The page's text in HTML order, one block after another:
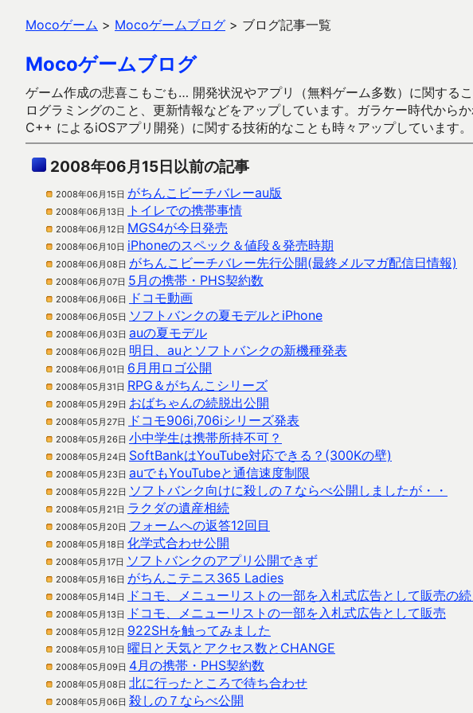
Mocoゲーム > Mocoゲームブログ > ブログ記事一覧
Mocoゲームブログ
ゲーム作成の悲喜こもごも… 開発状況やアプリ（無料ゲーム多数）に関す
ログラミングのこと、更新情報などをアップしています。ガラケー時代か
C++ によるiOSアプリ開発）に関する技術的なことも時々アップしています。
2008年06月15日以前の記事
2008年06月15日 がちんこビーチバレーau版
2008年06月13日 トイレでの携帯事情
2008年06月12日 MGS4が今日発売
2008年06月10日 iPhoneのスペック＆値段＆発売時期
2008年06月08日 がちんこビーチバレー先行公開(最終メルマガ配信日情報)
2008年06月07日 5月の携帯・PHS契約数
2008年06月06日 ドコモ動画
2008年06月05日 ソフトバンクの夏モデルとiPhone
2008年06月03日 auの夏モデル
2008年06月02日 明日、auとソフトバンクの新機種発表
2008年06月01日 6月用ロゴ公開
2008年05月31日 RPG＆がちんこシリーズ
2008年05月29日 おばちゃんの続脱出公開
2008年05月27日 ドコモ906i,706iシリーズ発表
2008年05月26日 小中学生は携帯所持不可？
2008年05月24日 SoftBankはYouTube対応できる？(300Kの壁)
2008年05月23日 auでもYouTubeと通信速度制限
2008年05月22日 ソフトバンク向けに殺しの７ならべ公開しましたが・・
2008年05月21日 ラクダの遺産相続
2008年05月20日 フォームへの返答12回目
2008年05月18日 化学式合わせ公開
2008年05月17日 ソフトバンクのアプリ公開できず
2008年05月16日 がちんこテニス365 Ladies
2008年05月14日 ドコモ、メニューリストの一部を入札式広告として販売の続
2008年05月13日 ドコモ、メニューリストの一部を入札式広告として販売
2008年05月12日 922SHを触ってみました
2008年05月10日 曜日と天気とアクセス数とCHANGE
2008年05月09日 4月の携帯・PHS契約数
2008年05月08日 北に行ったところで待ち合わせ
2008年05月06日 殺しの７ならべ公開